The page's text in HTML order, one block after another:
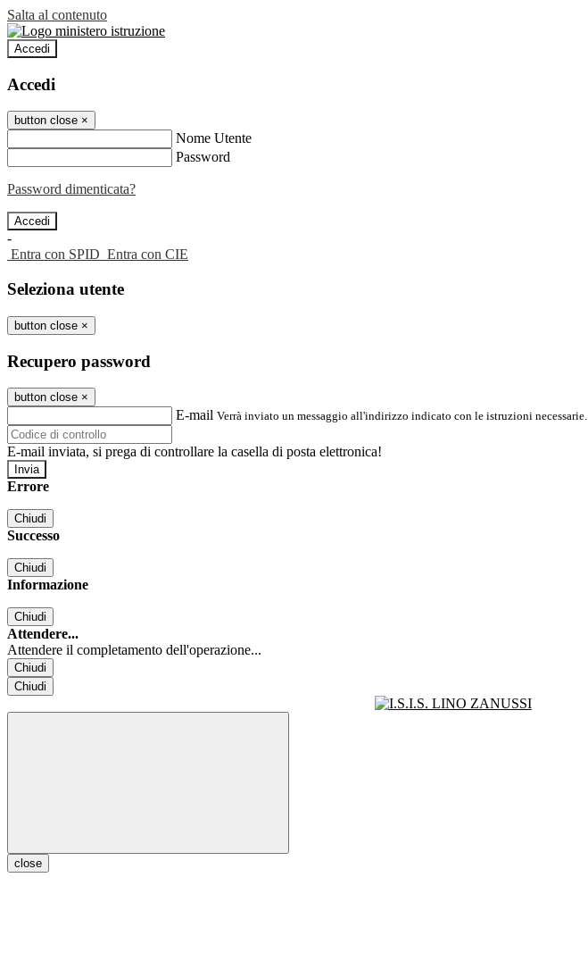
Salta al contenuto
Accedi
Accedi
button close ×
Nome Utente
Password
Password dimenticata?
-
Entra con SPID Entra con CIE
Seleziona utente
button close ×
Recupero password
button close ×
E-mail Verrà inviato un messaggio all'indirizzo indicato con le istruzioni necessarie.
E-mail inviata, si prega di controllare la casella di posta elettronica!
Errore
Chiudi
Successo
Chiudi
Informazione
Chiudi
Attendere...
Attendere il completamento dell'operazione...
Chiudi
Chiudi
close